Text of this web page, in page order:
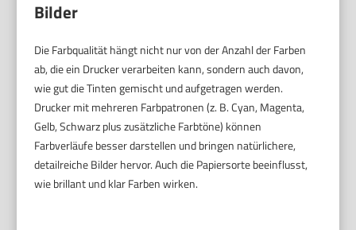
Bilder
Die Farbqualität hängt nicht nur von der Anzahl der Farben
ab, die ein Drucker verarbeiten kann, sondern auch davon,
wie gut die Tinten gemischt und aufgetragen werden.
Drucker mit mehreren Farbpatronen (z. B. Cyan, Magenta,
Gelb, Schwarz plus zusätzliche Farbtöne) können
Farbverläufe besser darstellen und bringen natürlichere,
detailreiche Bilder hervor. Auch die Papiersorte beeinflusst,
wie brillant und klar Farben wirken.